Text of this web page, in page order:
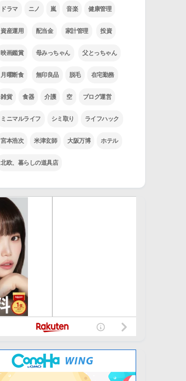
ドラマ ニノ 嵐 音楽 健康管理
資産運用 配当金 家計管理 投資
映画鑑賞 母みっちゃん 父とっちゃん
月曜断食 無印良品 脱毛 在宅勤務
雑貨 食器 介護 空 ブログ運営
ミニマルライフ シミ取り ライフハック
宮本浩次 米津玄師 大阪万博 ホテル
北欧、暮らしの道具店